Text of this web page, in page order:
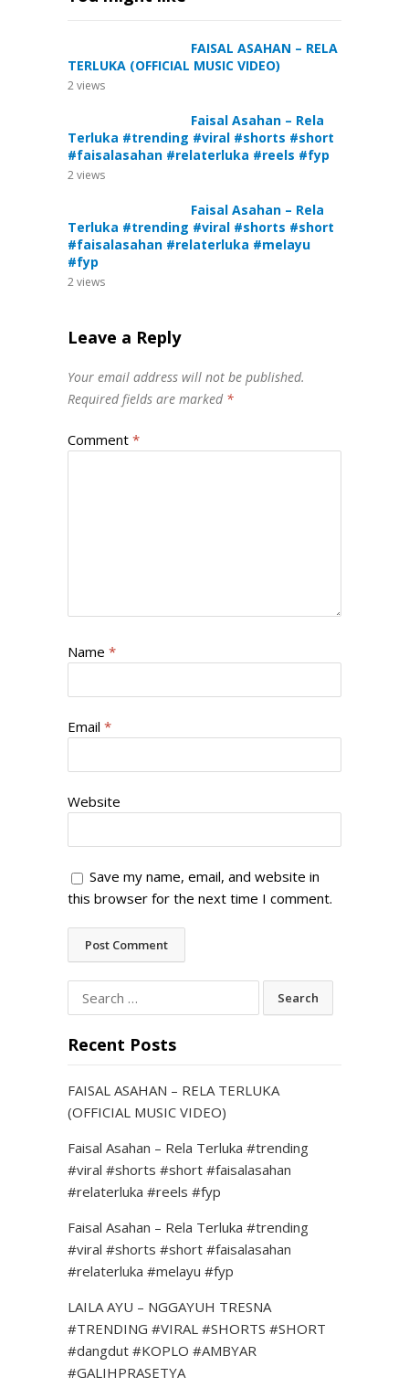
FAISAL ASAHAN – RELA
TERLUKA (OFFICIAL MUSIC VIDEO)
2views
Faisal Asahan – Rela
Terluka #trending #viral #shorts #short
#faisalasahan #relaterluka #reels #fyp
2views
Faisal Asahan – Rela
Terluka #trending #viral #shorts #short
#faisalasahan #relaterluka #melayu
#fyp
2views
Leave a Reply
Your email address will not be published.
Required fields are marked *
Comment *
Name *
Email *
Website
Save my name, email, and website in
this browser for the next time I comment.
Search
for:
Recent Posts
FAISAL ASAHAN – RELA TERLUKA
(OFFICIAL MUSIC VIDEO)
Faisal Asahan – Rela Terluka #trending
#viral #shorts #short #faisalasahan
#relaterluka #reels #fyp
Faisal Asahan – Rela Terluka #trending
#viral #shorts #short #faisalasahan
#relaterluka #melayu #fyp
LAILA AYU – NGGAYUH TRESNA
#TRENDING #VIRAL #SHORTS #SHORT
#dangdut #KOPLO #AMBYAR
#GALIHPRASETYA